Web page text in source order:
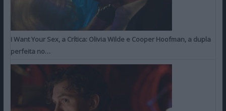
I Want Your Sex, a Crítica: Olivia Wilde e Cooper Hoofman, a dupla
perfeita no…